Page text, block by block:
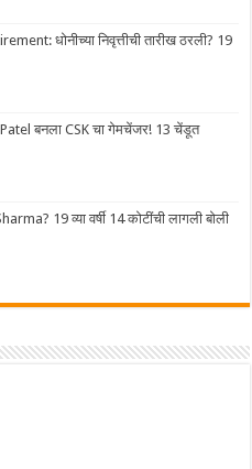
धोनीच्या निवृत्तीची तारीख ठरली? 19
Patel बनला CSK चा गेमचेंजर! 13 चेंडूत
19 व्या वर्षी 14 कोटींची लागली बोली